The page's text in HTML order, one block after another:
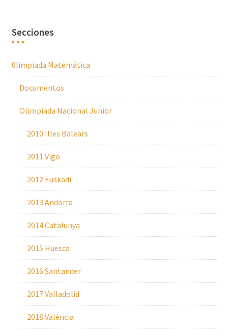
Secciones
0limpiada Matemática
Documentos
Olimpiada Nacional Junior
2010 Illes Balears
2011 Vigo
2012 Euskadi
2013 Andorra
2014 Catalunya
2015 Huesca
2016 Santander
2017 Valladolid
2018 València